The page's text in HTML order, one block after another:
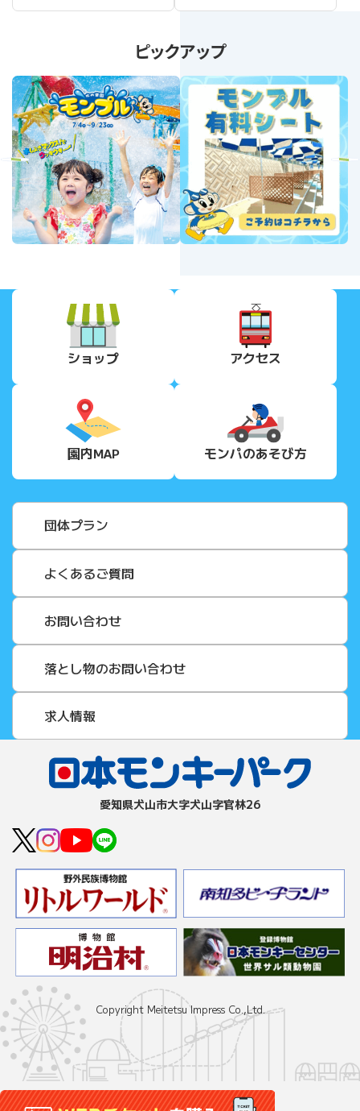
ピックアップ
Next
ショップ アクセス
園内MAP モンパのあそび方
団体プラン
よくあるご質問
お問い合わせ
落とし物のお問い合わせ
求人情報
愛知県⽝⼭市⼤字⽝⼭字官林26
Copyright Meitetsu Impress Co.,Ltd.